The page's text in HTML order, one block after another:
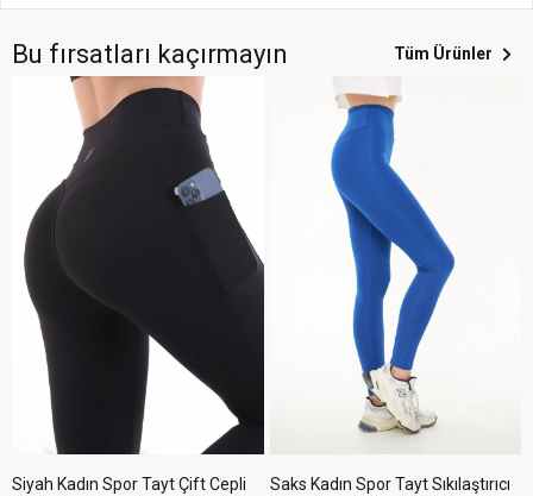
Bu fırsatları kaçırmayın Tüm Ürünler
Siyah Kadın Spor Tayt Çift Cepli
Saks Kadın Spor Tayt Sıkılaştırıcı